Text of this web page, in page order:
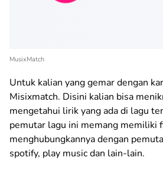
MusixMatch
Untuk kalian yang gemar dengan
Misixmatch. Disini kalian bisa
mengetahui lirik yang ada di lagu
pemutar lagu ini memang memiliki
menghubungkannya dengan
spotify, play music dan lain-lain.